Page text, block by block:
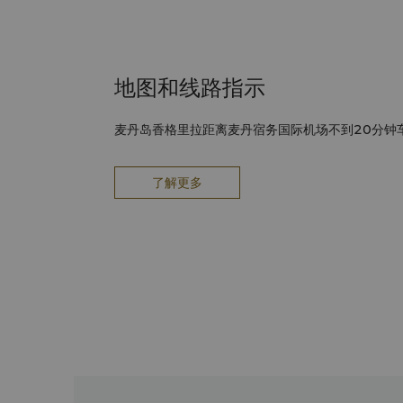
地图和线路指示
麦丹岛香格里拉距离麦丹宿务国际机场不到20分钟
了解更多